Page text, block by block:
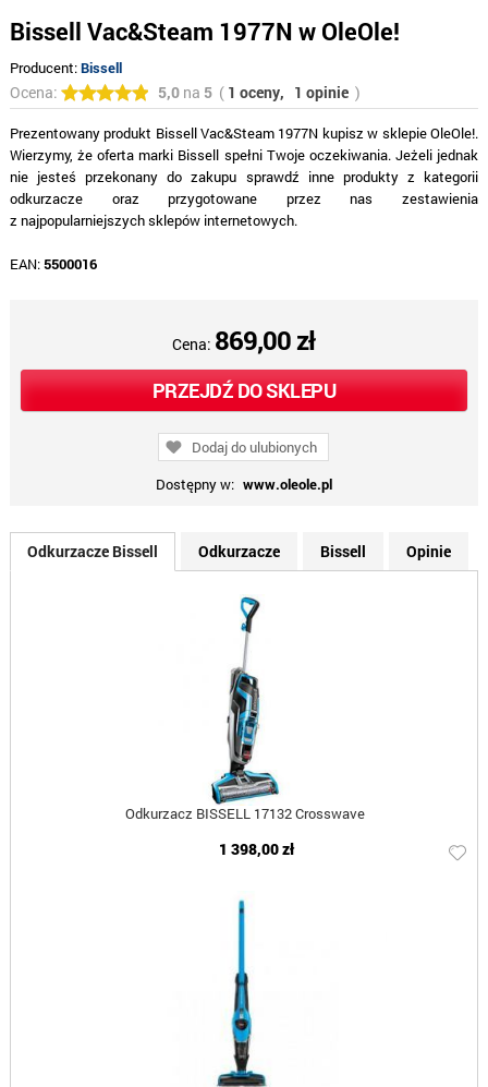
Bissell Vac&Steam 1977N w OleOle!
Producent:Bissell
Ocena: 5,0na 5( 1 oceny, 1 opinie )
Prezentowany produkt Bissell Vac&Steam 1977N kupisz w sklepie OleOle!.
Wierzymy, że oferta marki Bissell spełni Twoje oczekiwania. Jeżeli jednak
nie jesteś przekonany do zakupu sprawdź inne produkty z kategorii
odkurzacze oraz przygotowane przez nas zestawienia
z najpopularniejszych sklepów internetowych.
EAN:5500016
Cena: 869,00 zł
PRZEJDŹ DO SKLEPU
Dodaj do ulubionych
Dostępny w: www.oleole.pl
Odkurzacze Bissell Odkurzacze Bissell Opinie
Odkurzacz BISSELL 17132 Crosswave
1 398,00 zł